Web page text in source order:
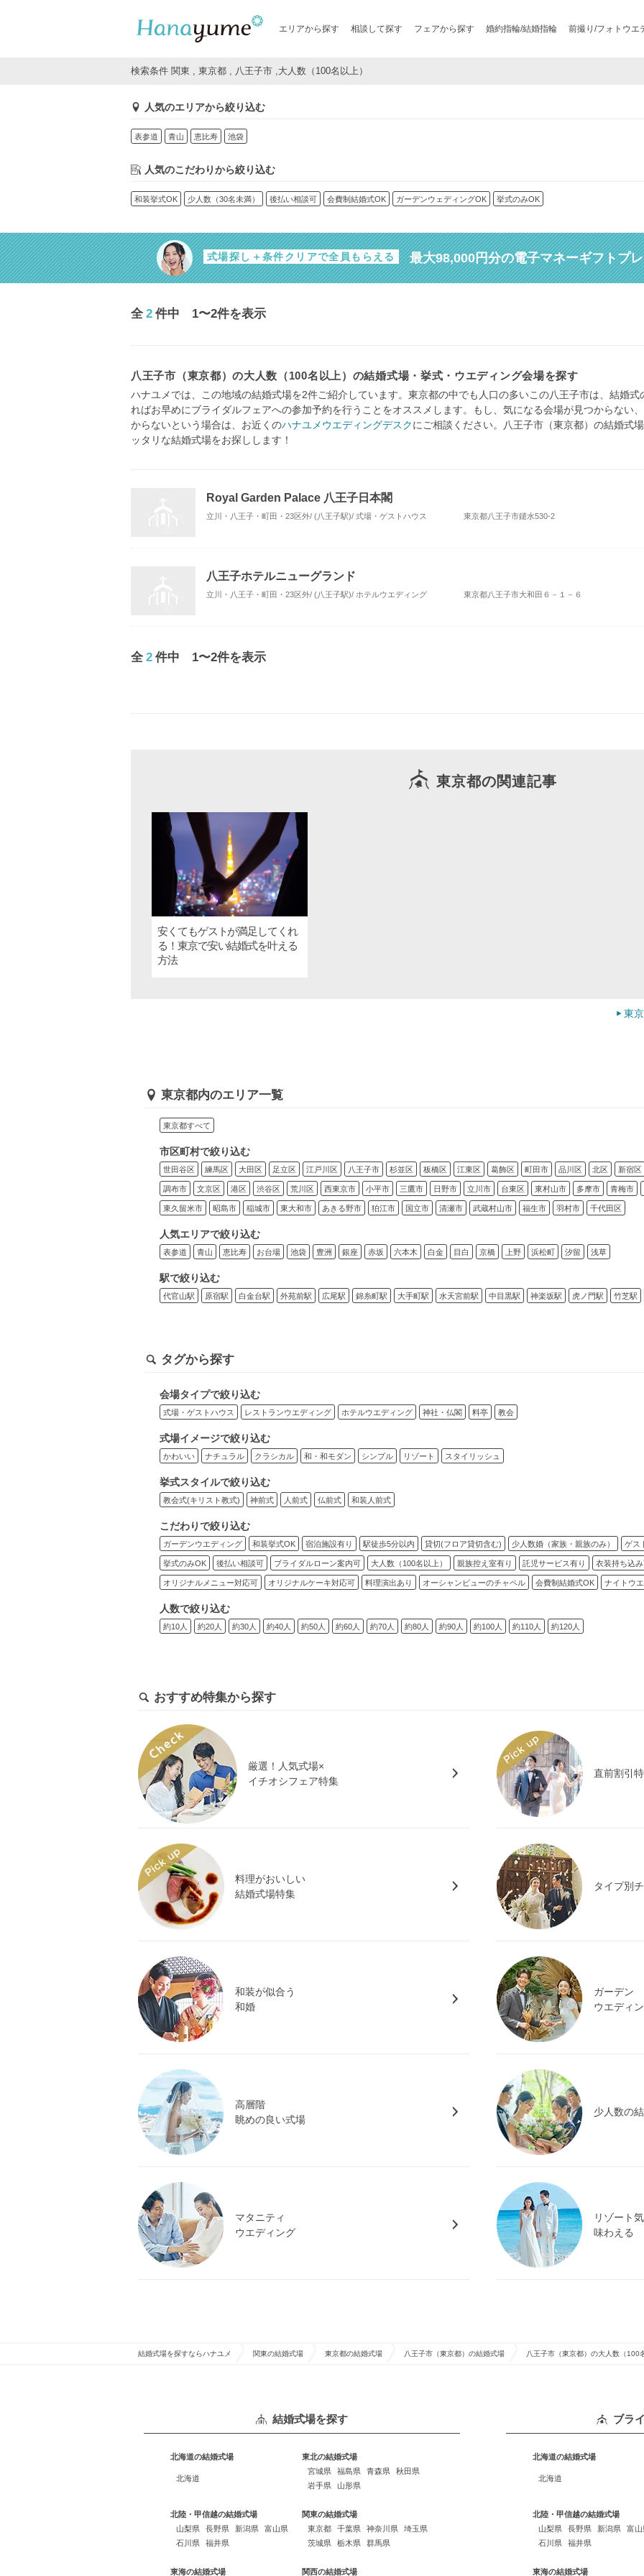
エリアから探す 相談して探す フェアから探す 婚約指輪/結婚指輪 前撮り/フォトウエ
検索条件 関東 , 東京都 , 八王子市 ,大人数（100名以上）
人気のエリアから絞り込む
表参道 青山 恵比寿 池袋
人気のこだわりから絞り込む
和装挙式OK 少人数（30名未満） 後払い相談可 会費制結婚式OK ガーデンウェディングOK 挙式のみOK
式場探し＋条件クリアで全員もらえる 最大98,000円分の電子マネーギフトプ
全 2 件中 1〜2件を表示
八王子市（東京都）の大人数（100名以上）の結婚式場・挙式・ウエディング会場を探す
ハナユメでは、この地域の結婚式場を2件ご紹介しています。東京都の中でも人口の多いこの八王子市は、結婚
ればお早めにブライダルフェアへの参加予約を行うことをオススメします。もし、気になる会場が見つからない
からないという場合は、お近くのハナユメウエディングデスクにご相談ください。八王子市（東京都）の結婚式
ッタリな結婚式場をお探しします！
Royal Garden Palace 八王子日本閣
立川・八王子・町田・23区外/ (八王子駅)/ 式場・ゲストハウス 東京都八王子市鑓水530-2
八王子ホテルニューグランド
立川・八王子・町田・23区外/ (八王子駅)/ ホテルウエディング 東京都八王子市大和田６－１－６
全 2 件中 1〜2件を表示
東京都の関連記事
安くてもゲストが満足してくれ
る！東京で安い結婚式を叶える
方法
東
東京都内のエリア一覧
東京都すべて
市区町村で絞り込む
世田谷区 練馬区 大田区 足立区 江戸川区 八王子市 杉並区 板橋区 江東区 葛飾区 町田市 品川区 北区 新宿区
調布市 文京区 港区 渋谷区 荒川区 西東京市 小平市 三鷹市 日野市 立川市 台東区 東村山市 多摩市 青梅市
東久留米市 昭島市 稲城市 東大和市 あきる野市 狛江市 国立市 清瀬市 武蔵村山市 福生市 羽村市 千代田区
人気エリアで絞り込む
表参道 青山 恵比寿 お台場 池袋 豊洲 銀座 赤坂 六本木 白金 目白 京橋 上野 浜松町 汐留 浅草
駅で絞り込む
代官山駅 原宿駅 白金台駅 外苑前駅 広尾駅 錦糸町駅 大手町駅 水天宮前駅 中目黒駅 神楽坂駅 虎ノ門駅 竹芝駅
タグから探す
会場タイプで絞り込む
式場・ゲストハウス レストランウエディング ホテルウエディング 神社・仏閣 料亭 教会
式場イメージで絞り込む
かわいい ナチュラル クラシカル 和・和モダン シンプル リゾート スタイリッシュ
挙式スタイルで絞り込む
教会式(キリスト教式) 神前式 人前式 仏前式 和装人前式
こだわりで絞り込む
ガーデンウエディング 和装挙式OK 宿泊施設有り 駅徒歩5分以内 貸切(フロア貸切含む) 少人数婚（家族・親族のみ） ゲス
挙式のみOK 後払い相談可 ブライダルローン案内可 大人数（100名以上） 親族控え室有り 託児サービス有り 衣装持ち込
オリジナルメニュー対応可 オリジナルケーキ対応可 料理演出あり オーシャンビューのチャペル 会費制結婚式OK ナイトウ
人数で絞り込む
約10人 約20人 約30人 約40人 約50人 約60人 約70人 約80人 約90人 約100人 約110人 約120人
おすすめ特集から探す
厳選！人気式場×
イチオシフェア特集
直前割引
料理がおいしい
結婚式場特集
タイプ別
和装が似合う
和婚
ガーデン
ウエディ
高層階
眺めの良い式場
少人数の
マタニティ
ウエディング
リゾート
味わえる
結婚式場を探すならハナユメ 関東の結婚式場 東京都の結婚式場 八王子市（東京都）の結婚式場 八王子市（東京都）の大人数（100
結婚式場を探す
北海道の結婚式場
北海道
東北の結婚式場
宮城県
福島県 青森県
秋田県
岩手県
山形県
北陸・甲信越の結婚式場
山梨県
長野県 新潟県
富山県
石川県
福井県
関東の結婚式場
東京都
千葉県 神奈川県
埼玉県
茨城県
栃木県 群馬県
東海の結婚式場 関西の結婚式場
ブラ
北海道の結婚式場
北海道
北陸・甲信越の結婚式場
山梨県
長野県 新潟県
富山
石川県
福井県
東海の結婚式場